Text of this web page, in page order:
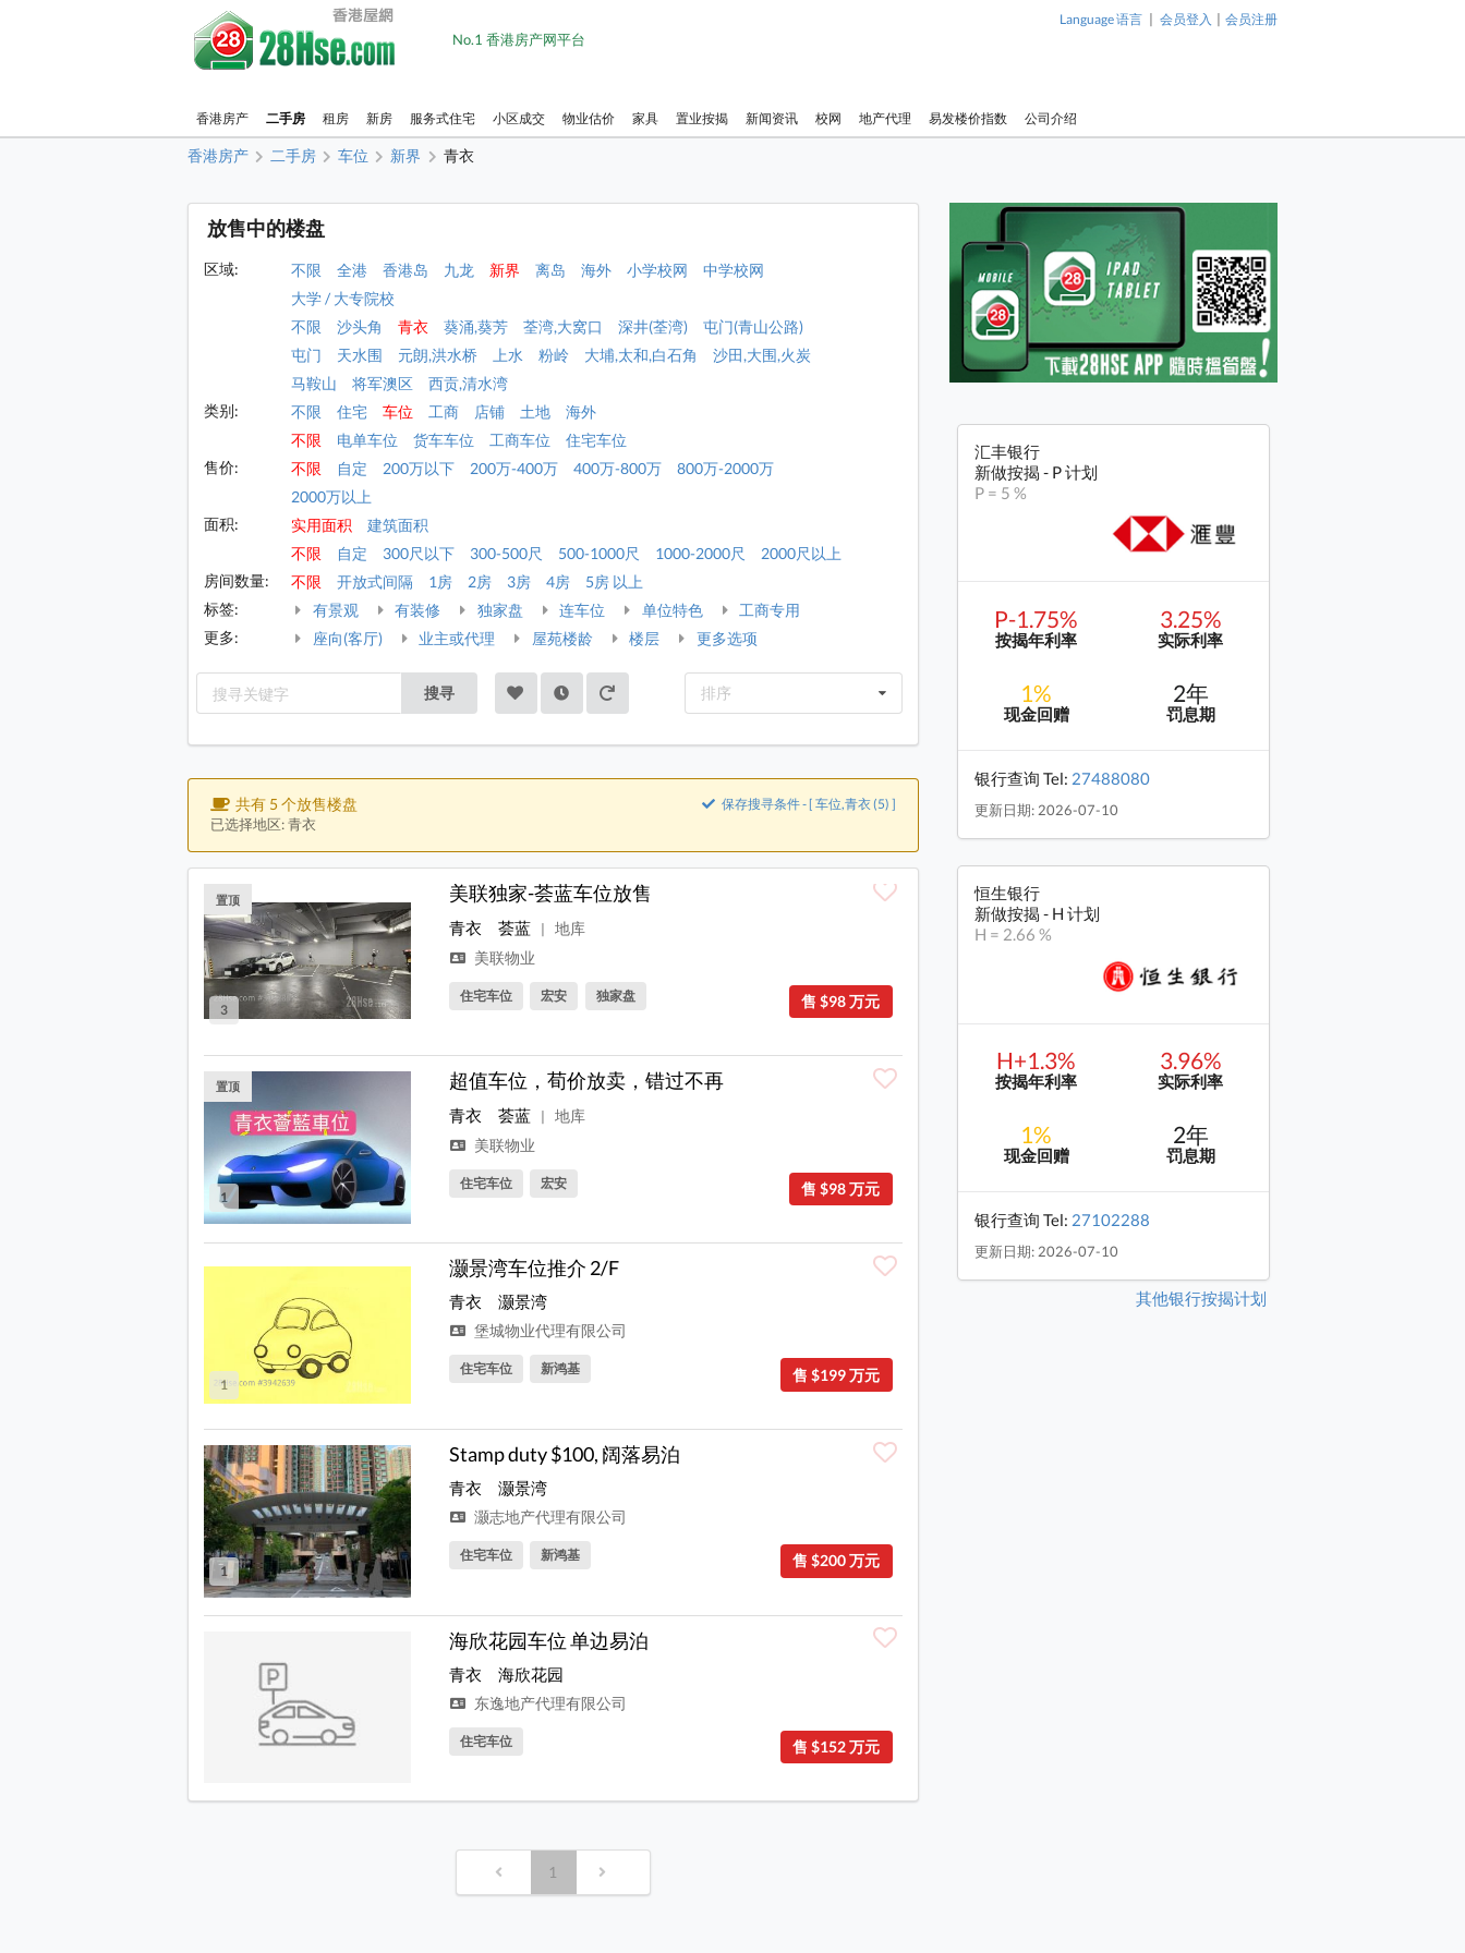
No.1 香港房产网平台
Language 语言 | 会员登入 | 会员注册
香港房产 二手房 租房 新房 服务式住宅 小区成交 物业估价 家具 置业按揭 新闻资讯 校网 地产代理 易发楼价指数 公司介绍
香港房产 二手房 车位 新界 青衣
放售中的楼盘
区域: 不限 全港 香港岛 九龙 新界 离岛 海外 小学校网
中学校网
大学 / 大专院校
不限
沙头角 青衣 葵涌,葵芳 荃湾,大窝口 深井(荃湾)
屯门(青山公路)
屯门
天水围 元朗,洪水桥 上水 粉岭 大埔,太和,白石角
沙田,大围,火炭
马鞍山
将军澳区
西贡,清水湾
类别:
不限 住宅 车位 工商 店铺 土地
海外
不限
电单车位 货车车位 工商车位
住宅车位
售价:
不限 自定 200万以下 200万-400万 400万-800万
800万-2000万
2000万以上
面积:
实用面积
建筑面积
不限
自定 300尺以下 300-500尺 500-1000尺 1000-2000尺
2000尺以上
房间数量:
不限 开放式间隔 1房 2房 3房 4房
5房 以上
标签:
有景观 有装修 独家盘 连车位 单位特色
工商专用
更多:
座向(客厅) 业主或代理 屋苑楼龄 楼层 更多选项
搜寻 排序
共有 5 个放售楼盘
已选择地区: 青衣
保存搜寻条件 - [ 车位,青衣 (5) ]
3
置顶 美联独家-荟蓝车位放售
青衣 荟蓝 |
地库
美联物业
售 $98 万元
住宅车位 宏安 独家盘
1
置顶 超值车位，荀价放卖，错过不再
青衣 荟蓝 |
地库
美联物业
售 $98 万元
住宅车位 宏安
1
灏景湾车位推介 2/F
青衣 灏景湾
堡城物业代理有限公司
售 $199 万元
住宅车位 新鸿基
1
Stamp duty $100, 阔落易泊
青衣 灏景湾
灏志地产代理有限公司
售 $200 万元
住宅车位 新鸿基
海欣花园车位 单边易泊
青衣 海欣花园
东逸地产代理有限公司
售 $152 万元
住宅车位
1
汇丰银行
新做按揭 - P 计划
P = 5 %
P-1.75%
按揭年利率
3.25%
实际利率
1%
现金回赠
2年
罚息期
银行查询 Tel: 27488080
更新日期: 2026-07-10
恒生银行
新做按揭 - H 计划
H = 2.66 %
H+1.3%
按揭年利率
3.96%
实际利率
1%
现金回赠
2年
罚息期
银行查询 Tel: 27102288
更新日期: 2026-07-10
其他银行按揭计划